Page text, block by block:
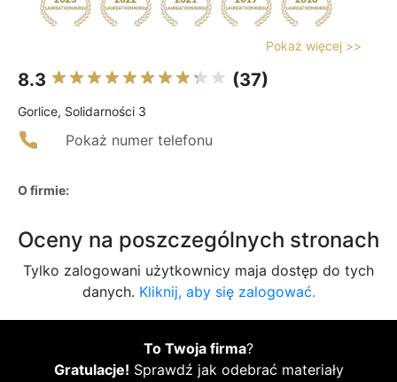
Pokaż więcej >>
8.3 (37)
Gorlice, Solidarności 3
Pokaż numer telefonu
O firmie:
Oceny na poszczególnych stronach
Tylko zalogowani użytkownicy maja dostęp do tych
danych. Kliknij, aby się zalogować.
To Twoja firma?
Gratulacje! Sprawdź jak odebrać materiały